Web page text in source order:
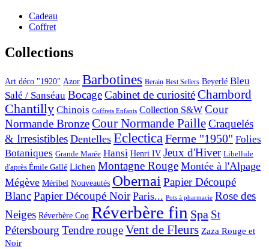
Cadeau
Coffret
Collections
Art déco "1920" Azor Barbotines Berain Best Sellers Beyerlé Bleu
Salé / Sanséau BocageCabinet de curiositéChambord
Chantilly Chinois Coffrets Enfants Collection S&W Cour
Normande BronzeCour Normande PailleCraquelés
& Irresistibles Dentelles EclecticaFerme "1950" Folies
Botaniques Grande Marée Hansi Henri IV Jeux d'Hiver Libellule
d'après Émile Gallé Lichen Montagne Rouge Montée à l'Alpage
Mégève Méribel Nouveautés ObernaiPapier Découpé
BlancPapier Découpé Noir Paris... Pots à pharmacie Rose des
Neiges Réverbère Coq Réverbère fin Spa St
Pétersbourg Tendre rougeVent de Fleurs Zaza Rouge et
Noir